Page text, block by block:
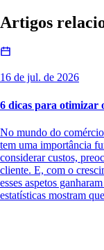
Artigos
16 de jul. de 2026
6 dicas para otimizar
No mundo do
tem uma importância
considerar custos,
cliente. E, com o
esses aspetos
estatísticas mostram